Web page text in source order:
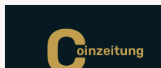
springen